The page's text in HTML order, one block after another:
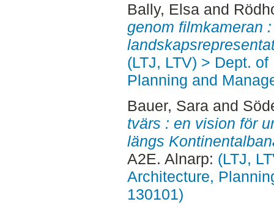
Bally, Elsaand
genom filmkameran
(LTJ, LTV) > Dept.
Planning and
Bauer, Saraand
tvärs : en vision för
längs
A2E. Alnarp: (LTJ,
Architecture,
130101)